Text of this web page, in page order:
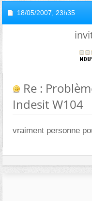
18/05/2007, 23h35
Re :
Indesit W104
vraiment personne